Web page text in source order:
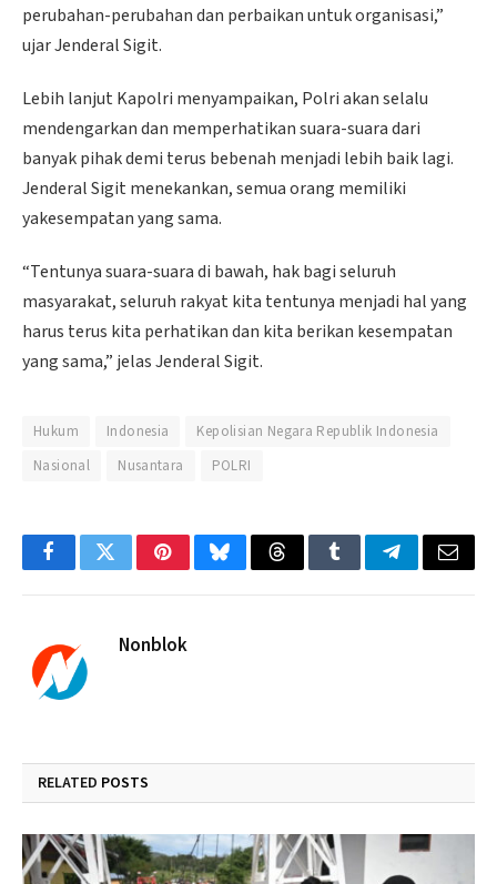
perubahan-perubahan dan perbaikan untuk organisasi,”
ujar Jenderal Sigit.
Lebih lanjut Kapolri menyampaikan, Polri akan selalu
mendengarkan dan memperhatikan suara-suara dari
banyak pihak demi terus bebenah menjadi lebih baik lagi.
Jenderal Sigit menekankan, semua orang memiliki
yakesempatan yang sama.
“Tentunya suara-suara di bawah, hak bagi seluruh
masyarakat, seluruh rakyat kita tentunya menjadi hal yang
harus terus kita perhatikan dan kita berikan kesempatan
yang sama,” jelas Jenderal Sigit.
Hukum Indonesia
Kepolisian Negara Republik Indonesia
Nasional
Nusantara POLRI
FacebookTwitterPinterestBlueskyThreadsTumblrTelegramEmail
Nonblok
RELATED POSTS